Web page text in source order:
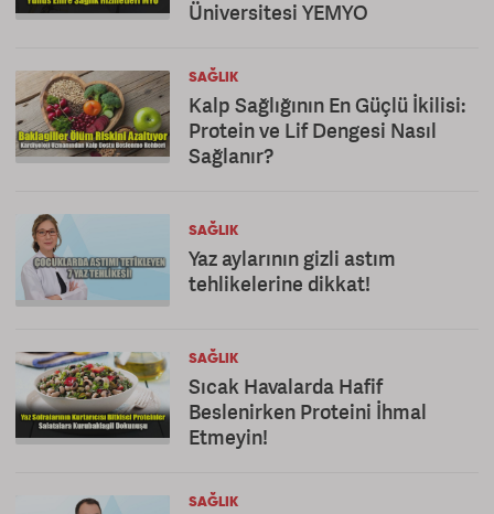
Üniversitesi YEMYO
SAĞLIK
Kalp Sağlığının En Güçlü İkilisi:
Protein ve Lif Dengesi Nasıl
Sağlanır?
SAĞLIK
Yaz aylarının gizli astım
tehlikelerine dikkat!
SAĞLIK
Sıcak Havalarda Hafif
Beslenirken Proteini İhmal
Etmeyin!
SAĞLIK